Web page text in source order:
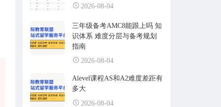
2026-08-04
三年级备考AMC8能跟上吗 知
识体系 难度分层与备考规划
指南
2026-08-04
Alevel课程AS和A2难度差距有
多大
2026-08-04